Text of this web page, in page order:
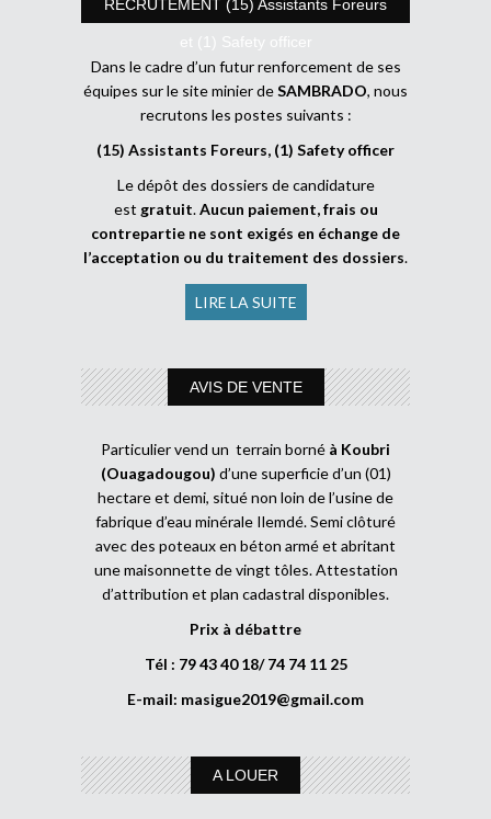
RECRUTEMENT (15) Assistants Foreurs
et (1) Safety officer
Dans le cadre d’un futur renforcement de ses
équipes sur le site minier deSAMBRADO, nous
recrutons les postes suivants :
(15) Assistants Foreurs, (1) Safety officer
Le dépôt des dossiers de candidature
est gratuit.Aucun paiement, frais ou
contrepartie ne sont exigés en échange de
l’acceptation ou du traitement des dossiers.
LIRE LA SUITE
AVIS DE VENTE
Particulier vend un terrain borné à Koubri
(Ouagadougou) d’une superficie d’un (01)
hectare et demi, situé non loin de l’usine de
fabrique d’eau minérale Ilemdé. Semi clôturé
avec des poteaux en béton armé et abritant
une maisonnette de vingt tôles. Attestation
d’attribution et plan cadastral disponibles.
Prix à débattre
Tél : 79 43 40 18/ 74 74 11 25
E-mail: masigue2019@gmail.com
A LOUER